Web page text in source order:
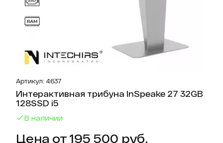
Артикул: 4637
Интерактивная трибуна InSpeake 27 32GB
128SSD i5
В наличии
Цена от 195 500 руб.